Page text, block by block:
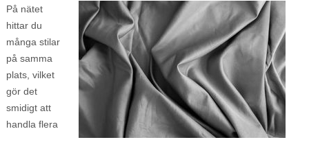
På nätet
hittar du
många stilar
på samma
plats, vilket
gör det
smidigt att
handla flera